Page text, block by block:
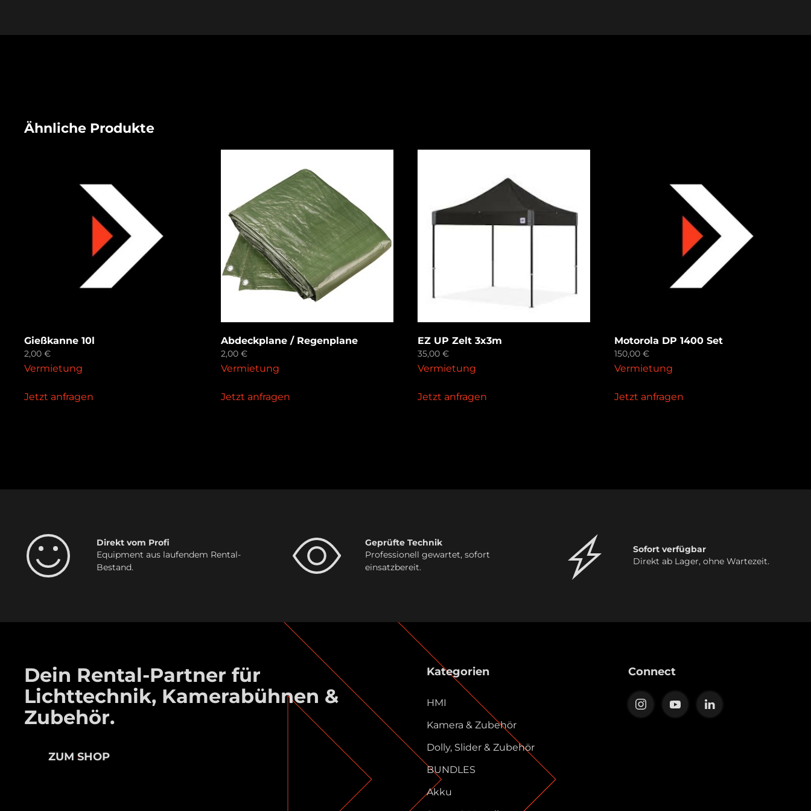
Ähnliche Produkte
Gießkanne 10l
2,00 €
Vermietung
Jetzt anfragen
Abdeckplane / Regenplane
2,00 €
Vermietung
Jetzt anfragen
EZ UP Zelt 3x3m
35,00 €
Vermietung
Jetzt anfragen
Motorola DP 1400 Set
150,00 €
Vermietung
Jetzt anfragen
Direkt vom Profi
Equipment aus laufendem Rental-
Bestand.
Geprüfte Technik
Professionell gewartet, sofort
einsatzbereit.
Sofort verfügbar
Direkt ab Lager, ohne Wartezeit.
Dein Rental-Partner für
Lichttechnik, Kamerabühnen &
Zubehör.
ZUM SHOP
Kategorien
HMI
Kamera & Zubehör
Dolly, Slider & Zubehör
BUNDLES
Akku
Connect